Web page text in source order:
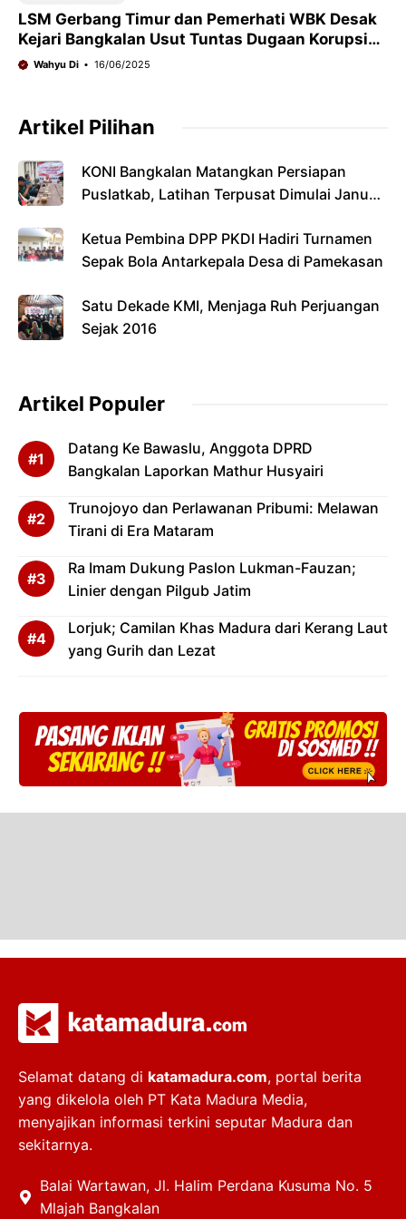
LSM Gerbang Timur dan Pemerhati WBK Desak
Kejari Bangkalan Usut Tuntas Dugaan Korupsi
PT Tanduk Majeng
Wahyu Di 16/06/2025
Artikel Pilihan
KONI Bangkalan Matangkan Persiapan
Puslatkab, Latihan Terpusat Dimulai Januari
Ketua Pembina DPP PKDI Hadiri Turnamen
Sepak Bola Antarkepala Desa di Pamekasan
Satu Dekade KMI, Menjaga Ruh Perjuangan
Sejak 2016
Artikel Populer
Datang Ke Bawaslu, Anggota DPRD
Bangkalan Laporkan Mathur Husyairi
Trunojoyo dan Perlawanan Pribumi: Melawan
Tirani di Era Mataram
Ra Imam Dukung Paslon Lukman-Fauzan;
Linier dengan Pilgub Jatim
Lorjuk; Camilan Khas Madura dari Kerang Laut
yang Gurih dan Lezat
Selamat datang di katamadura.com, portal berita
yang dikelola oleh PT Kata Madura Media,
menyajikan informasi terkini seputar Madura dan
sekitarnya.
Balai Wartawan, Jl. Halim Perdana Kusuma No. 5
Mlajah Bangkalan